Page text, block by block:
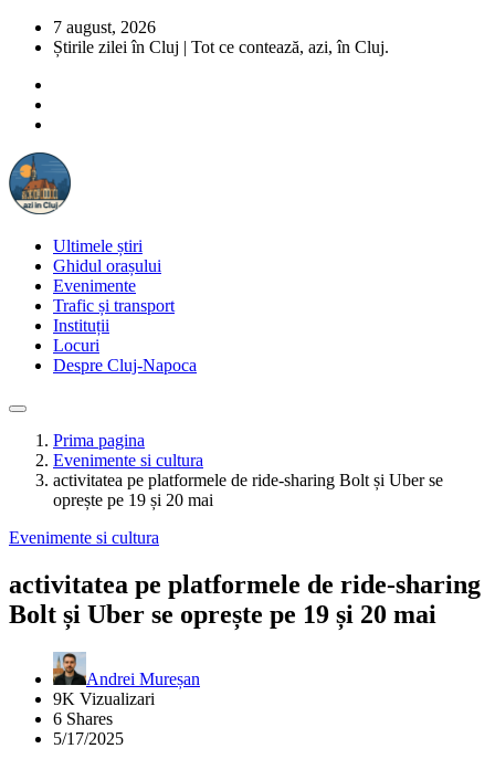
7 august, 2026
Știrile zilei în Cluj | Tot ce contează, azi, în Cluj.
Ultimele știri
Ghidul orașului
Evenimente
Trafic și transport
Instituții
Locuri
Despre Cluj-Napoca
Prima pagina
Evenimente si cultura
activitatea pe platformele de ride-sharing Bolt și Uber se
oprește pe 19 și 20 mai
Evenimente si cultura
activitatea pe platformele de ride-sharing
Bolt și Uber se oprește pe 19 și 20 mai
Andrei Mureșan
9K Vizualizari
6 Shares
5/17/2025